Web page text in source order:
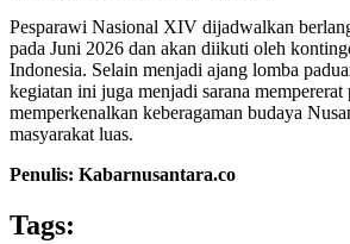
Pesparawi Nasional XIV dijadwalkan
pada Juni 2026 dan akan diikuti oleh
Indonesia. Selain menjadi ajang lomba
kegiatan ini juga menjadi sarana mempererat
memperkenalkan keberagaman budaya
masyarakat luas.
Penulis: Kabarnusantara.co
Tags: